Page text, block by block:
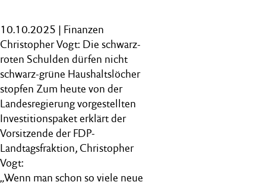
10.10.2025 | Finanzen
Christopher Vogt: Die schwarz-
roten Schulden dürfen nicht
schwarz-grüne Haushaltslöcher
stopfen Zum heute von der
Landesregierung vorgestellten
Investitionspaket erklärt der
Vorsitzende der FDP-
Landtagsfraktion, Christopher
Vogt:
„Wenn man schon so viele neue